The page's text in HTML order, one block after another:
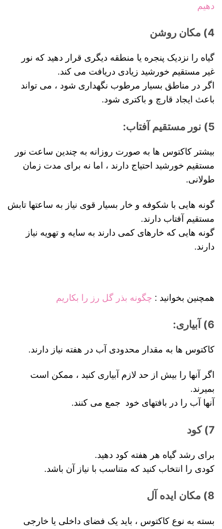
دهیم
4) مکان روشن
گیاه را نزدیک پنجره یا منطقه دیگری قرار دهید که نور
غیر مستقیم خورشید زیادی دریافت می کند.
اگر در مناطق بسیار مرطوب نگهداری شود ، می تواند
باعث ایجاد قارچ و باکتری شود.
5) نور مستقیم آفتاب:
بیشتر کاکتوس ها به صورت روزانه به چندین ساعت نور
مستقیم خورشید احتیاج دارند ، اما نه برای مدت زمان
طولانی.
گونه هایی با شکوفه و خار بسیار قوی نیاز به ساعتها تابش
مستقیم آفتاب دارند.
گونه هایی که خارهای کمی دارند به سایه و تهویه نیاز
دارند.
همچنین بخوانید : چگونه بذر گل رز را بکاریم
6) آبیاری:
کاکتوس ها به مقدار محدودی آب در هفته نیاز دارند.
اگر آنها را بیش از حد لازم آبیاری کنید ، ممکن است
بمیرند.
آنها آب را در بافتهای خود جمع می کنند.
7) کود
برای رشد گیاه هر هفته کود دهید.
کودی را انتخاب کنید که متناسب با نیاز آن باشد.
8) مکان ایده آل
بسته به نوع کاکتوس ، باید یک فضای داخلی یا خارجی